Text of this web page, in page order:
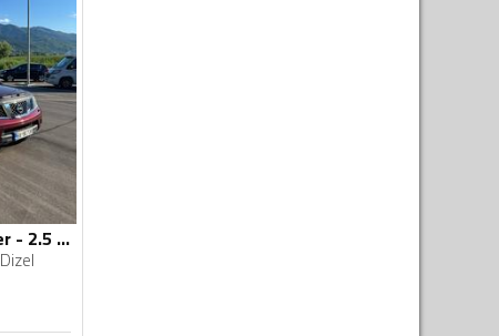
Nissan - Pathfinder - 2.5 126. kw
Dizel